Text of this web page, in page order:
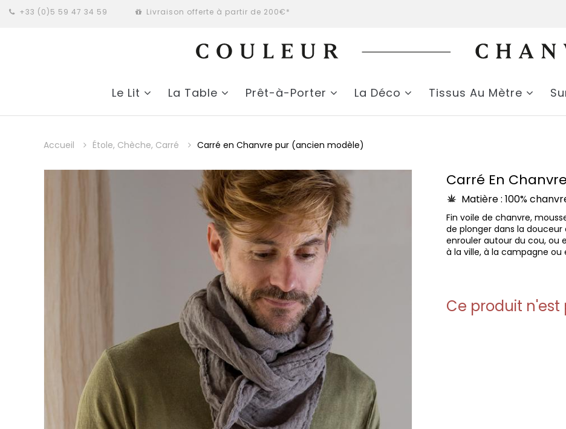
+33 (0)5 59 47 34 59 Livraison offerte à partir de 200€*
Le Lit La Table Prêt-à-Porter La Déco Tissus Au Mètre
Accueil Étole, Chèche, Carré Carré en Chanvre pur (ancien modèle)
Carré En
Matière : 100%
Fin voile de chanvre,
de plonger dans la douceur
enrouler autour du cou, ou
à la ville, à la campagne ou
Ce produit n'est